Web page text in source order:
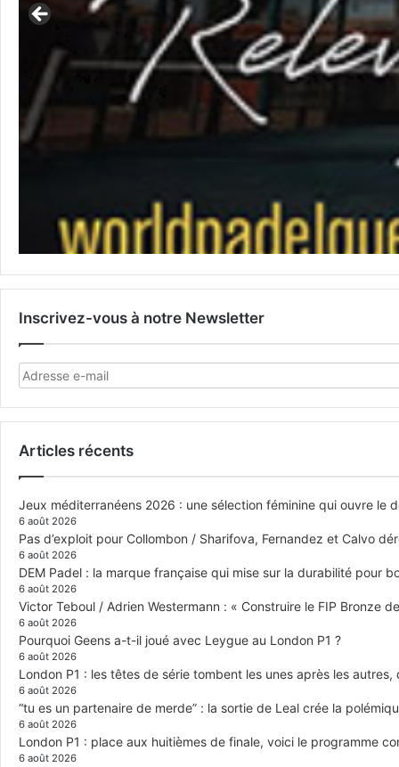
Inscrivez-vous à notre Newsletter
Articles récents
Jeux méditerranéens 2026 : une sélection féminine qui ouvre le
6 août 2026
Pas d’exploit pour Collombon / Sharifova, Fernandez et Calvo
6 août 2026
DEM Padel : la marque française qui mise sur la durabilité pour
6 août 2026
Victor Teboul / Adrien Westermann : « Construire le FIP Bronze
6 août 2026
Pourquoi Geens a-t-il joué avec Leygue au London P1 ?
6 août 2026
London P1 : les têtes de série tombent les unes après les autres,
6 août 2026
“tu es un partenaire de merde” : la sortie de Leal crée la
6 août 2026
London P1 : place aux huitièmes de finale, voici le programme
6 août 2026